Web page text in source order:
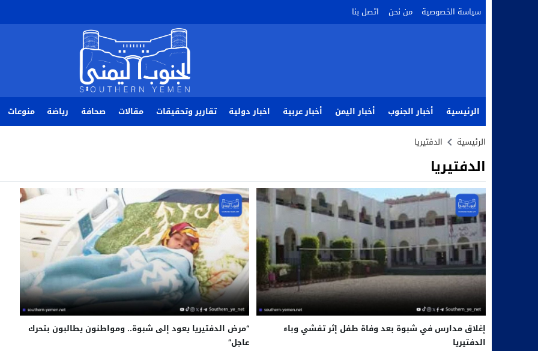
سياسة الخصوصية من نحن اتصل بنا
الرئيسية أخبار الجنوب أخبار اليمن أخبار عربية اخبار دولية تقارير وتحقيقات مقالات صحافة رياضة منوعات
الرئيسية الدفتيريا
الدفتيريا
إغلاق مدارس في شبوة بعد وفاة طفل إثر تفشي وباء
الدفتيريا
“مرض الدفتيريا يعود إلى شبوة.. ومواطنون يطالبون بتحرك
عاجل”